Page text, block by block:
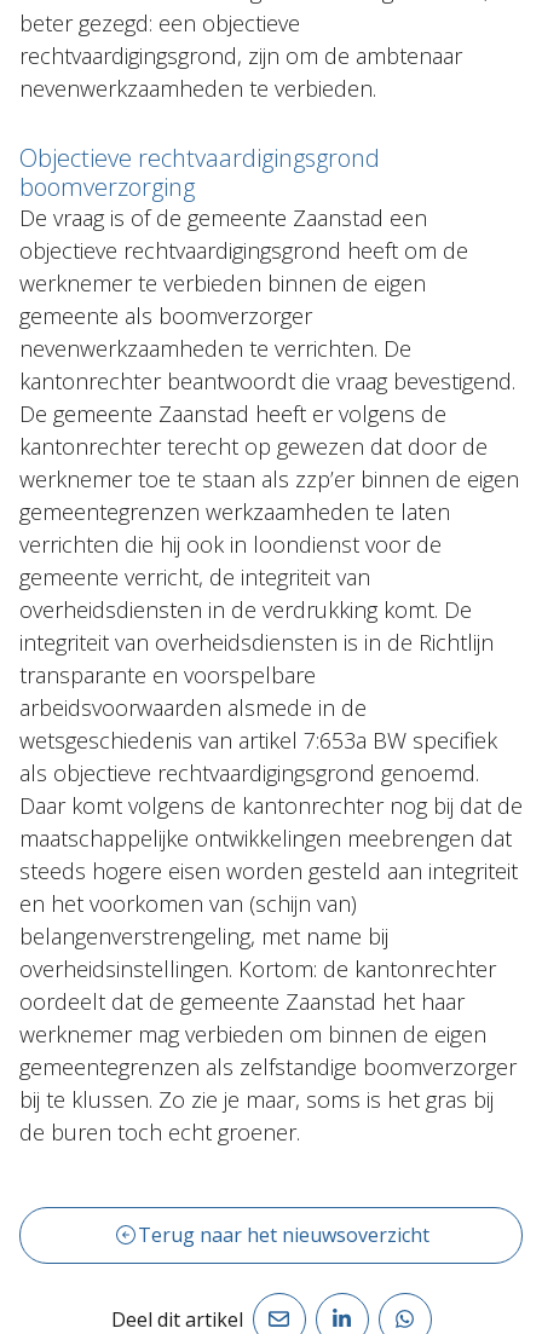
beter gezegd: een objectieve
rechtvaardigingsgrond, zijn om de ambtenaar
nevenwerkzaamheden te verbieden.
Objectieve rechtvaardigingsgrond
boomverzorging
De vraag is of de gemeente Zaanstad een
objectieve rechtvaardigingsgrond heeft om de
werknemer te verbieden binnen de eigen
gemeente als boomverzorger
nevenwerkzaamheden te verrichten. De
kantonrechter beantwoordt die vraag bevestigend.
De gemeente Zaanstad heeft er volgens de
kantonrechter terecht op gewezen dat door de
werknemer toe te staan als zzp’er binnen de eigen
gemeentegrenzen werkzaamheden te laten
verrichten die hij ook in loondienst voor de
gemeente verricht, de integriteit van
overheidsdiensten in de verdrukking komt. De
integriteit van overheidsdiensten is in de Richtlijn
transparante en voorspelbare
arbeidsvoorwaarden alsmede in de
wetsgeschiedenis van artikel 7:653a BW specifiek
als objectieve rechtvaardigingsgrond genoemd.
Daar komt volgens de kantonrechter nog bij dat de
maatschappelijke ontwikkelingen meebrengen dat
steeds hogere eisen worden gesteld aan integriteit
en het voorkomen van (schijn van)
belangenverstrengeling, met name bij
overheidsinstellingen. Kortom: de kantonrechter
oordeelt dat de gemeente Zaanstad het haar
werknemer mag verbieden om binnen de eigen
gemeentegrenzen als zelfstandige boomverzorger
bij te klussen. Zo zie je maar, soms is het gras bij
de buren toch echt groener.
Terug naar het nieuwsoverzicht
Deel dit artikel